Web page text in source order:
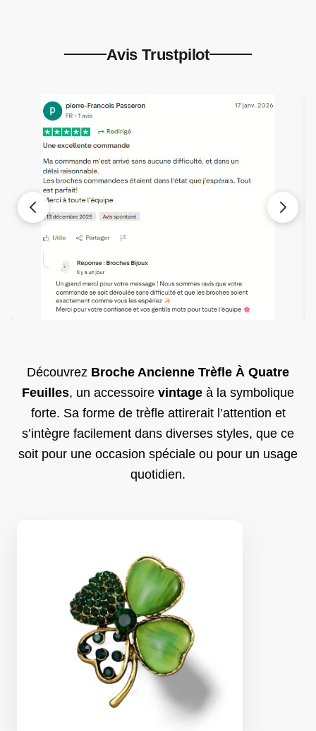
Avis Trustpilot
Découvrez Broche Ancienne Trèfle À Quatre
Feuilles, un accessoire vintage à la symbolique
forte. Sa forme de trèfle attirerait l’attention et
s’intègre facilement dans diverses styles, que ce
soit pour une occasion spéciale ou pour un usage
quotidien.